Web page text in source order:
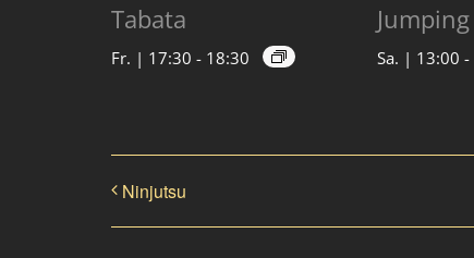
Tabata
Fr. | 17:30 - 18:30
Jumping
Sa. | 13:00 -
Ninjutsu